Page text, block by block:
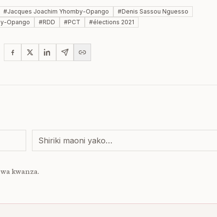
#Jacques Joachim Yhomby-Opango #Denis Sassou Nguesso
Opango
#RDD #PCT #élections 2021
kwanza.